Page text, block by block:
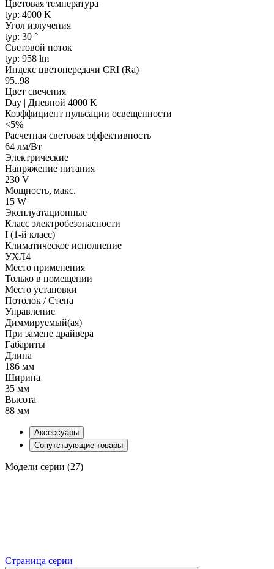
Цветовая температура
typ: 4000 K
Угол излучения
typ: 30 °
Световой поток
typ: 958 lm
Индекс цветопередачи CRI (Ra)
95..98
Цвет свечения
Day | Дневной 4000 K
Коэффициент пульсации освещённости
<5%
Расчетная световая эффективность
64 лм/Вт
Электрические
Напряжение питания
230 V
Мощность, макс.
15 W
Эксплуатационные
Класс электробезопасности
I (1-й класс)
Климатическое исполнение
УХЛ4
Место применения
Только в помещении
Место установки
Потолок / Cтена
Управление
Диммируемый(ая)
При замене драйвера
Габариты
Длина
186 мм
Ширина
35 мм
Высота
88 мм
Аксессуары
Сопутствующие товары
Модели серии (27)
Страница серии